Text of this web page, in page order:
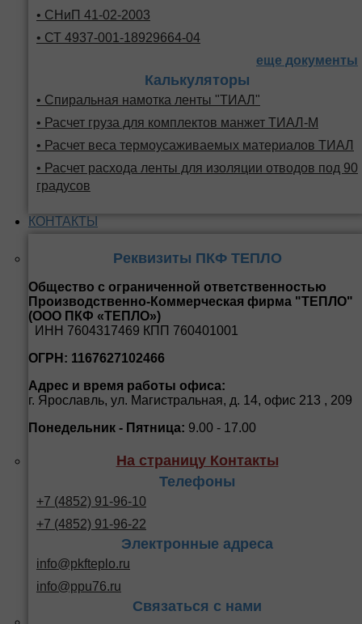
• СНиП 41-02-2003
• СТ 4937-001-18929664-04
еще документы
Калькуляторы
• Спиральная намотка ленты "ТИАЛ"
• Расчет груза для комплектов манжет ТИАЛ-М
• Расчет веса термоусаживаемых материалов ТИАЛ
• Расчет расхода ленты для изоляции отводов под 90
градусов
КОНТАКТЫ
Реквизиты ПКФ ТЕПЛО
Общество с ограниченной ответственностью
Производственно-Коммерческая фирма "ТЕПЛО"
(ООО ПКФ «ТЕПЛО»)
ИНН 7604317469 КПП 760401001
ОГРН: 1167627102466
Адрес и время работы офиса:
г. Ярославль, ул. Магистральная, д. 14, офис 213 , 209
Понедельник - Пятница: 9.00 - 17.00
На страницу Контакты
Телефоны
+7 (4852) 91-96-10
+7 (4852) 91-96-22
Электронные адреса
info@pkfteplo.ru
info@ppu76.ru
Связаться с нами